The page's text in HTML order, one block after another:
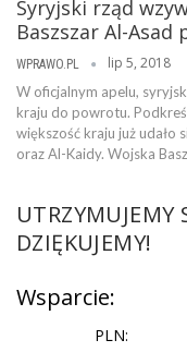
Syryjski rząd
Baszszar Al-
WPRAWO.PL lip 5, 2018
W oficjalnym apelu,
kraju do powrotu.
większość kraju już udało
oraz Al-Kaidy. Wojska
UTRZYMUJEMY
DZIĘKUJEMY!
Wsparcie:
PLN: